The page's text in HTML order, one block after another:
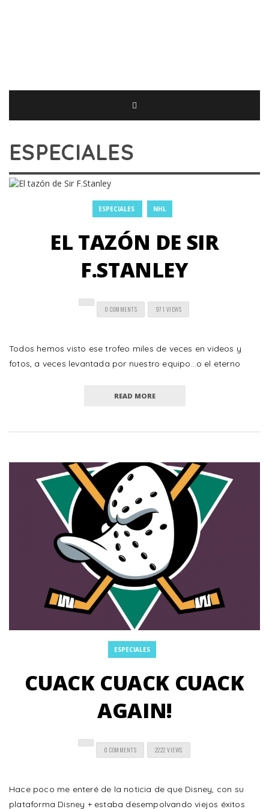
ESPECIALES
ESPECIALES NHL
EL TAZÓN DE SIR
F.STANLEY
0 COMMENTS 971 VIEWS
Todos hemos visto ese trofeo miles de veces en videos y
fotos, a veces levantada por nuestro equipo…o el eterno
READ MORE
ESPECIALES
CUACK CUACK CUACK
AGAIN!
0 COMMENTS 2222 VIEWS
Hace poco me enteré de la noticia de que Disney, con su
plataforma Disney + estaba desempolvando viejos éxitos